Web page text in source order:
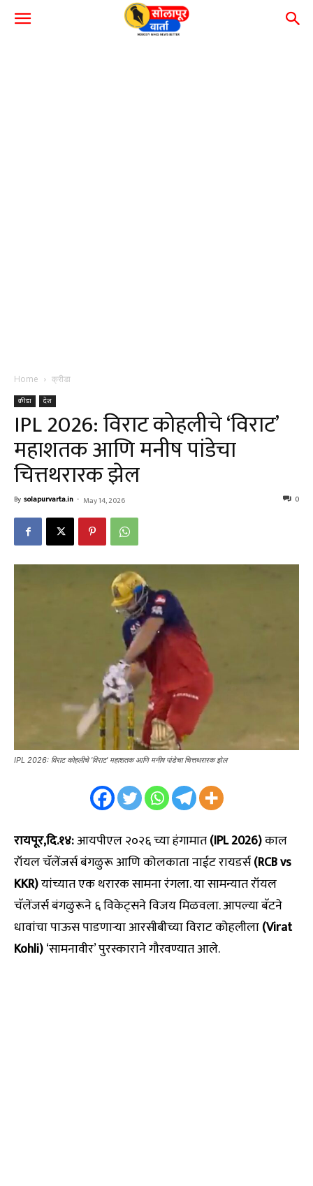
Home क्रीडा
क्रीडा देश
IPL 2026: विराट कोहलीचे ‘विराट’
महाशतक आणि मनीष पांडेचा
चित्तथरारक झेल
By solapurvarta.in - May 14, 2026 0
IPL 2026: विराट कोहलीचे 'विराट' महाशतक आणि मनीष पांडेचा चित्तथरारक झेल
रायपूर,दि.१४:आयपीएल २०२६ च्या हंगामात(IPL 2026)काल
रॉयल चॅलेंजर्स बंगळुरू आणि कोलकाता नाईट रायडर्स(RCB vs
KKR)यांच्यात एक थरारक सामना रंगला. या सामन्यात रॉयल
चॅलेंजर्स बंगळुरूने ६ विकेट्सने विजय मिळवला. आपल्या बॅटने
धावांचा पाऊस पाडणाऱ्या आरसीबीच्या विराट कोहलीला(Virat
Kohli)‘सामनावीर’ पुरस्काराने गौरवण्यात आले.